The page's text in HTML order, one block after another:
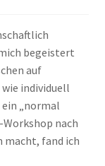
begeistert
auf
individuell
ein „normal
nach
macht, fand ich